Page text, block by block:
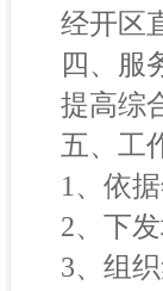
经开区
四、服
提高综
五、工
1、依据
2、下发
3、组织